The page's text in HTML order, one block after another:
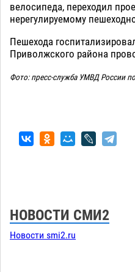
велосипеда, переходил
нерегулируемому
Пешехода
Приволжского района
Фото: пресс-служба УМВД России
НОВОСТИ СМИ2
Новости smi2.ru